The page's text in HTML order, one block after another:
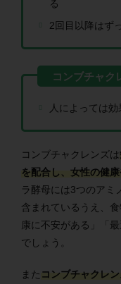
る
2回目以降はず
人によっては
コンブチャクレンズは
を配合し、女性の健
ラ酵母には3つのアミ
含まれているうえ、
康に不安がある」「
でしょう。
また コンブチャクレ